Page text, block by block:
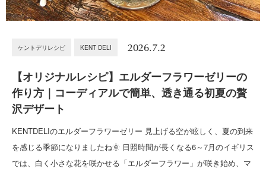
ケントデリレシピ KENT DELI 2026.7.2
【オリジナルレシピ】エルダーフラワーゼリーの
作り方｜コーディアルで簡単、透き通る初夏の贅
沢デザート
KENTDELIのエルダーフラワーゼリー 見上げる空が眩しく、夏の到来
を感じる季節になりましたね🌞 日照時間が長くなる6～7月のイギリス
では、白く小さな花を咲かせる「エルダーフラワー」が咲き始め、マ